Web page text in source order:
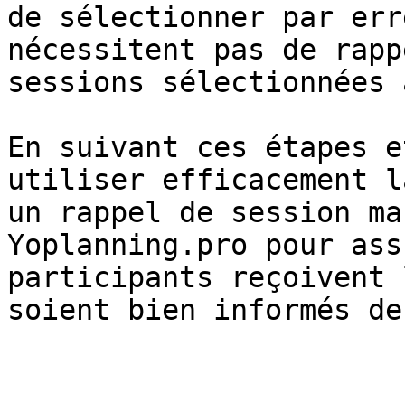
de sélectionner par
nécessitent pas de
sessions
En suivant ces étapes
utiliser efficacement
un rappel de session
Yoplanning.pro pour
participants reçoivent
soient bien informés